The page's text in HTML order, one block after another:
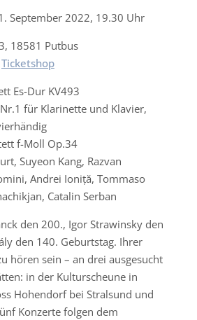
September 2022, 19.30 Uhr
18581 Putbus
Ticketshop
Es-Dur KV493
für Klarinette und Klavier,
f-Moll Op.34
Suyeon Kang, Razvan
Andrei Ioniță, Tommaso
Catalin Serban
den 200., Igor Strawinsky den
den 140. Geburtstag. Ihrer
hören sein – an drei ausgesucht
in der Kulturscheune in
Hohendorf bei Stralsund und
Konzerte folgen dem